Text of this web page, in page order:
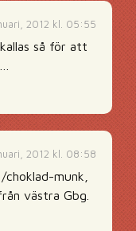
2012 kl. 05:55
så för att
2012 kl. 08:58
munk,
västra Gbg.